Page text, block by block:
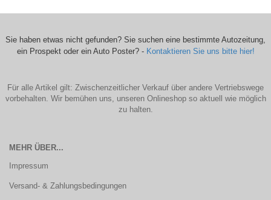
Sie haben etwas nicht gefunden? Sie suchen eine bestimmte Autozeitung,
ein Prospekt oder ein Auto Poster? - Kontaktieren Sie uns bitte hier!
Für alle Artikel gilt: Zwischenzeitlicher Verkauf über andere Vertriebswege
vorbehalten. Wir bemühen uns, unseren Onlineshop so aktuell wie möglich
zu halten.
MEHR ÜBER...
Impressum
Versand- & Zahlungsbedingungen